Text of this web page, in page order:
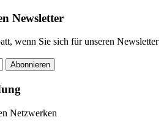
Newsletter
wenn Sie sich für unseren Newsletter
Abonnieren
Netzwerken